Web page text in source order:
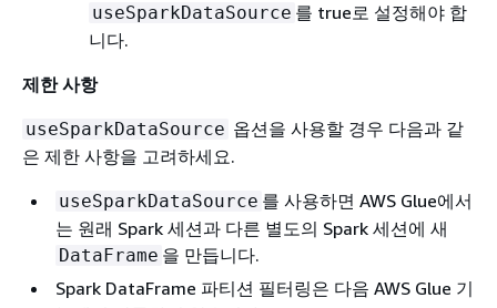
useSparkDataSource 를 true로 설정해야 합
니다.
제한 사항
useSparkDataSource 옵션을 사용할 경우 다음과 같
은 제한 사항을 고려하세요.
useSparkDataSource 를 사용하면 AWS Glue에서
는 원래 Spark 세션과 다른 별도의 Spark 세션에 새
DataFrame 을 만듭니다.
Spark DataFrame 파티션 필터링은 다음 AWS Glue 기